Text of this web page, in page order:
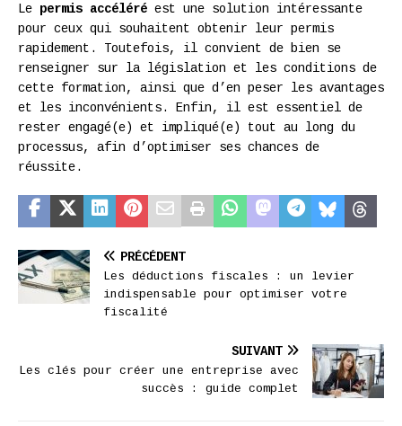
Le permis accéléré est une solution intéressante
pour ceux qui souhaitent obtenir leur permis
rapidement. Toutefois, il convient de bien se
renseigner sur la législation et les conditions de
cette formation, ainsi que d’en peser les avantages
et les inconvénients. Enfin, il est essentiel de
rester engagé(e) et impliqué(e) tout au long du
processus, afin d’optimiser ses chances de
réussite.
PRÉCÉDENT
Les déductions fiscales : un levier
indispensable pour optimiser votre
fiscalité
SUIVANT
Les clés pour créer une entreprise avec
succès : guide complet